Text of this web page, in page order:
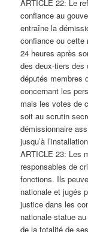
ARTICLE 22: Le
confiance au
entraîne la
confiance ou cette
24 heures après
des deux-tiers des
députés membres
concernant les
mais les votes de
soit au scrutin
démissionnaire
jusqu’à
ARTICLE 23: Les
responsables de
fonctions. Ils
nationale et jugés
justice dans les
nationale statue
de la totalité de